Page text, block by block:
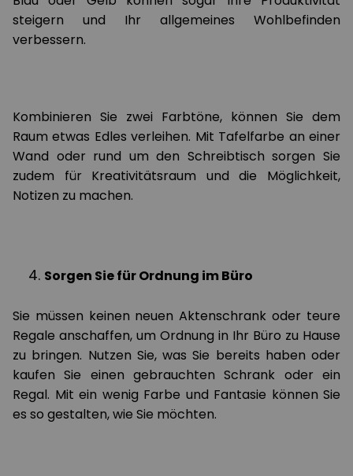
steigern und Ihr allgemeines Wohlbefinden
verbessern.
Kombinieren Sie zwei Farbtöne, können Sie dem
Raum etwas Edles verleihen. Mit Tafelfarbe an einer
Wand oder rund um den Schreibtisch sorgen Sie
zudem für Kreativitätsraum und die Möglichkeit,
Notizen zu machen.
Sorgen Sie für Ordnung im Büro
Sie müssen keinen neuen Aktenschrank oder teure
Regale anschaffen, um Ordnung in Ihr Büro zu Hause
zu bringen. Nutzen Sie, was Sie bereits haben oder
kaufen Sie einen gebrauchten Schrank oder ein
Regal. Mit ein wenig Farbe und Fantasie können Sie
es so gestalten, wie Sie möchten.